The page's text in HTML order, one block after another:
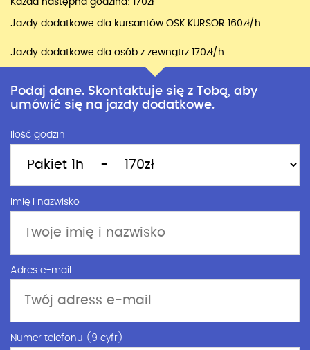
Każda następna godzina: 170zł
Jazdy dodatkowe dla kursantów OSK KURSOR 160zł/h.
Jazdy dodatkowe dla osób z zewnątrz 170zł/h.
Podaj dane. Skontaktuje się z Tobą, aby
umówić się na jazdy dodatkowe.
Ilość godzin
Imię i nazwisko
Adres e-mail
Numer telefonu (9 cyfr)